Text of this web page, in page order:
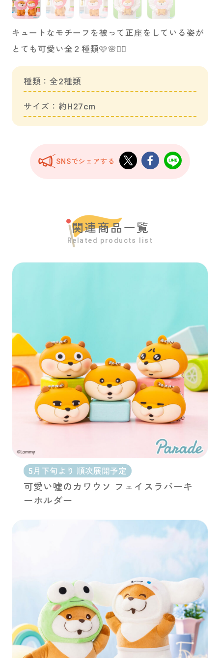
キュートなモチーフを被って正座をしている姿が
とても可愛い全２種類🩷🌸🧎‍♀️
種類：全2種類
サイズ：約H27cm
SNSでシェアする
関連商品一覧
Related products list
5月下旬より 順次展開予定
可愛い嘘のカワウソ フェイスラバーキ
ーホルダー